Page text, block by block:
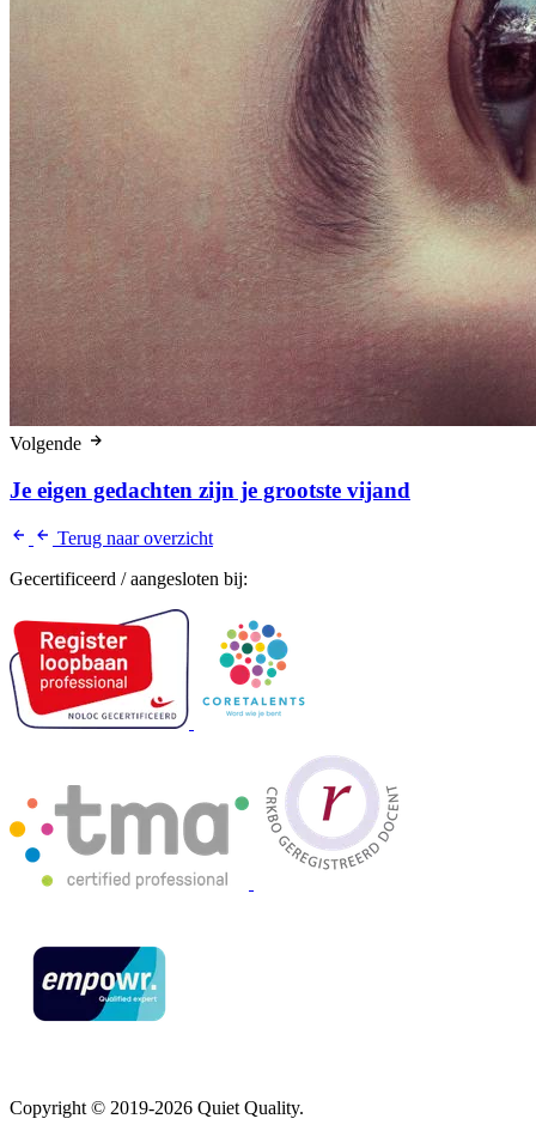
Volgende
Je eigen gedachten zijn je grootste vijand
Terug naar overzicht
Gecertificeerd / aangesloten bij:
Copyright © 2019-2026 Quiet Quality.